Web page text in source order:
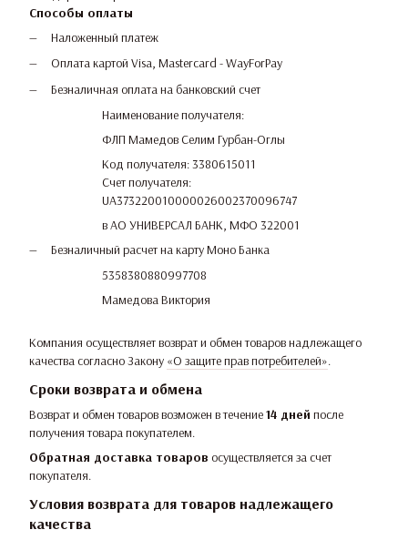
Способы оплаты
Наложенный платеж
Оплата картой Visa, Mastercard - WayForPay
Безналичная оплата на банковский счет
Наименование получателя:
ФЛП Мамедов Селим Гурбан-Оглы
Код получателя: 3380615011
Счет получателя:
UA373220010000026002370096747
в АО УНИВЕРСАЛ БАНК, МФО 322001
Безналичный расчет на карту Моно Банка
5358380880997708
Мамедова Виктория
Компания осуществляет возврат и обмен товаров надлежащего
качества согласно Закону «О защите прав потребителей».
Сроки возврата и обмена
Возврат и обмен товаров возможен в течение14 дней после
получения товара покупателем.
Обратная доставка товаров осуществляется за счет
покупателя.
Условия возврата для товаров надлежащего
качества